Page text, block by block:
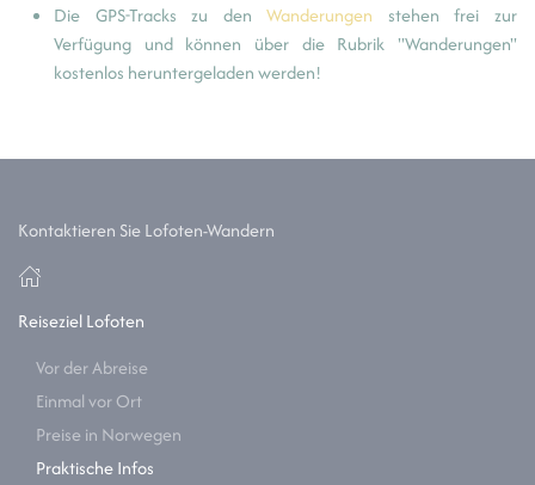
Die GPS-Tracks zu denWanderungen stehen frei zur
Verfügung und können über die Rubrik "Wanderungen"
kostenlos heruntergeladen werden!
Kontaktieren Sie Lofoten-Wandern
Reiseziel Lofoten
Vor der Abreise
Einmal vor Ort
Preise in Norwegen
Praktische Infos